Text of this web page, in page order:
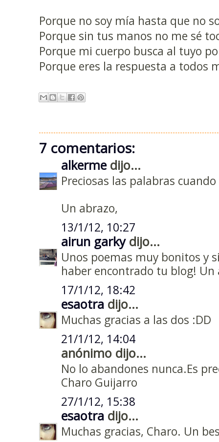
Porque no soy mía hasta que no
Porque sin tus manos no me sé
Porque mi cuerpo busca al tuyo
Porque eres la respuesta a todos
7 comentarios:
alkermedijo...
Preciosas las palabras
Un abrazo,
13/1/12, 10:27
airun garkydijo...
Unos poemas muy bonitos y
haber encontrado tu blog!
17/1/12, 18:42
esaotra dijo...
Muchas gracias a las dos :DD
21/1/12, 14:04
anónimo dijo...
No lo abandones nunca.Es
Charo Guijarro
27/1/12, 15:38
esaotra dijo...
Muchas gracias, Charo. Un